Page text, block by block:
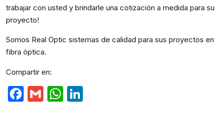
trabajar con usted y brindarle una cotización a medida para su
proyecto!
Somos Real Optic sistemas de calidad para sus proyectos en
fibra óptica.
Compartir en:
Facebook
GmailWhatsApp